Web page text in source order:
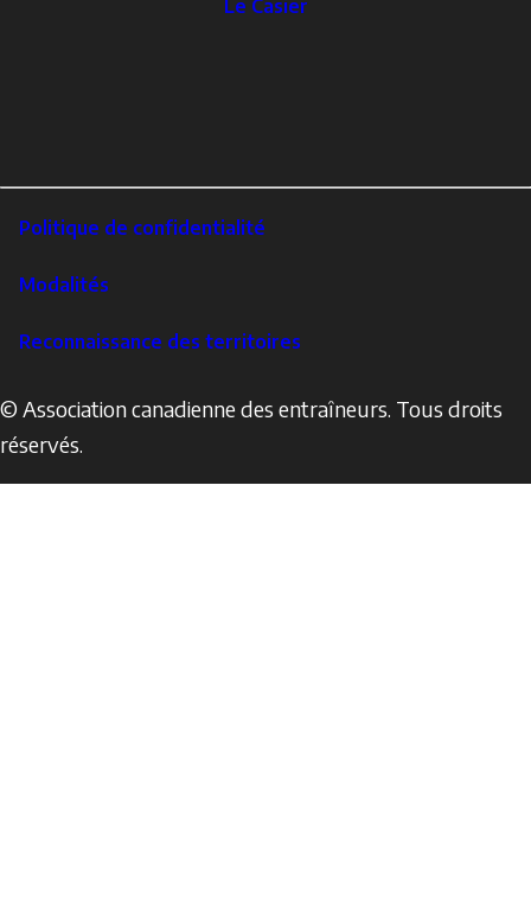
Le Casier
Footer
Corporate
Politique de confidentialité
Modalités
Reconnaissance des territoires
© Association canadienne des entraîneurs. Tous droits
réservés.